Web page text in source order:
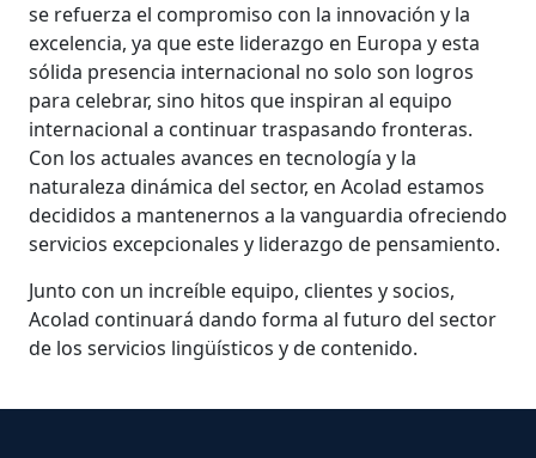
se refuerza el compromiso con la innovación y la
excelencia, ya que este liderazgo en Europa y esta
sólida presencia internacional no solo son logros
para celebrar, sino hitos que inspiran al equipo
internacional a continuar traspasando fronteras.
Con los actuales avances en tecnología y la
naturaleza dinámica del sector, en Acolad estamos
decididos a mantenernos a la vanguardia ofreciendo
servicios excepcionales y liderazgo de pensamiento.
Junto con un increíble equipo, clientes y socios,
Acolad continuará dando forma al futuro del sector
de los servicios lingüísticos y de contenido.